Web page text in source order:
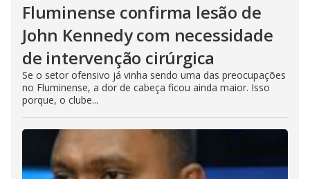
Fluminense confirma lesão de
John Kennedy com necessidade
de intervenção cirúrgica
Se o setor ofensivo já vinha sendo uma das preocupações
no Fluminense, a dor de cabeça ficou ainda maior. Isso
porque, o clube...